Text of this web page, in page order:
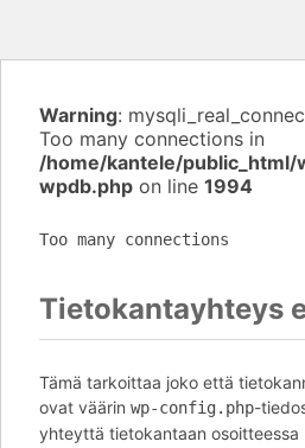
Warning:
Too many connections in
/home/kantele/
wpdb.php on line 1994
Too many connections
Tietokantayhteys
Tämä tarkoittaa joko että
ovat väärin wp-config.php-
yhteyttä tietokantaan osoitteessa